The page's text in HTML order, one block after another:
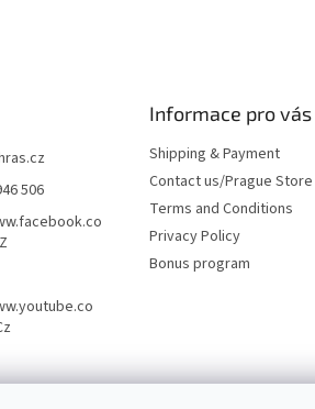
506
Informace pro vás
Shipping & Payment
Contact us/Prague Store
Terms and Conditions
Privacy Policy
Bonus program